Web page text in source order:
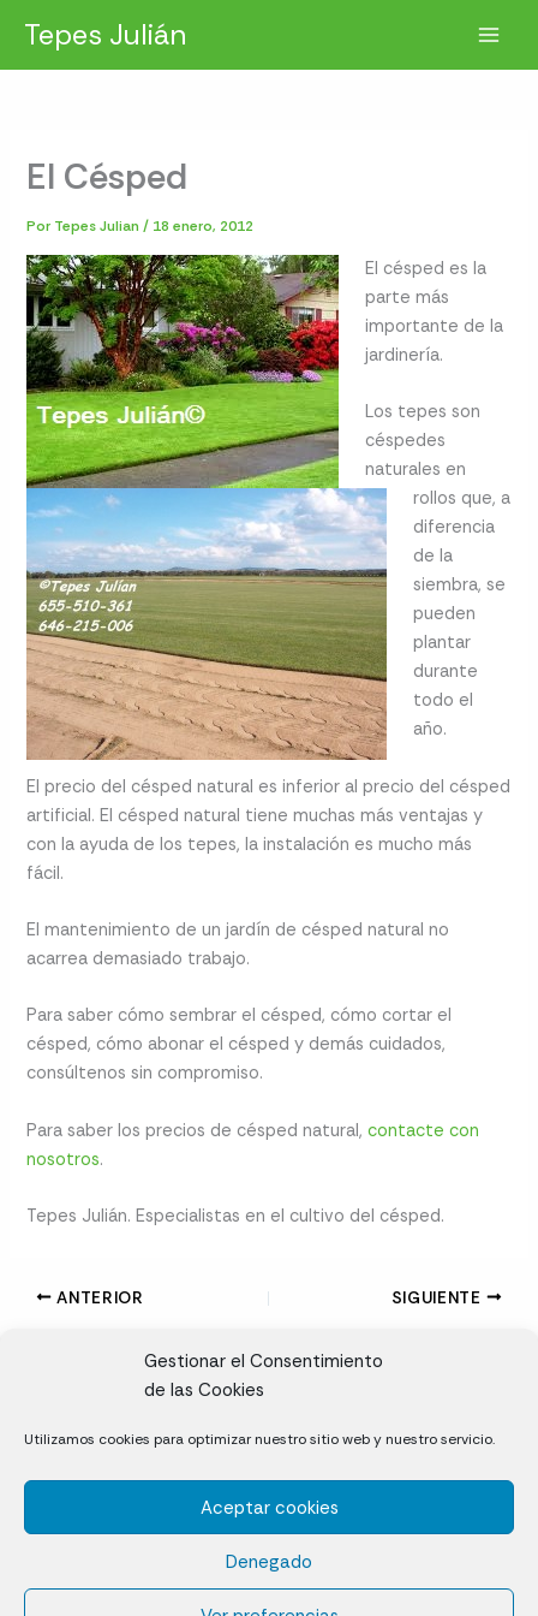
Gestionar el Consentimiento
de las Cookies
Utilizamos cookies para optimizar nuestro sitio web y nuestro servicio.
Aceptar cookies
Denegado
contenido
Tepes Julián
El Césped
Por Tepes Julian/ 18 enero, 2012
El césped es la
parte más
importante de la
jardinería.
Los tepes son
céspedes
naturales en
rollos que, a
diferencia
de la
siembra, se
pueden
plantar
durante
todo el
año.
El precio del césped natural es inferior al precio del césped
artificial. El césped natural tiene muchas más ventajas y
con la ayuda de los tepes, la instalación es mucho más
fácil.
El mantenimiento de un jardín de césped natural no
acarrea demasiado trabajo.
Para saber cómo sembrar el césped, cómo cortar el
césped, cómo abonar el césped y demás cuidados,
consúltenos sin compromiso.
Para saber los precios de césped natural,contacte con
nosotros.
Tepes Julián. Especialistas en el cultivo del césped.
ANTERIOR SIGUIENTE
Cáceres
Césped natural en tepes
Política de cookies (UE)
Aviso legal y Política de privacidad